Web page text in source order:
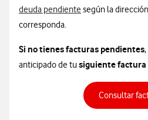
deuda pendiente según la
corresponda.
Si no tienes facturas pendientes
anticipado de tusiguiente factura
Consultar